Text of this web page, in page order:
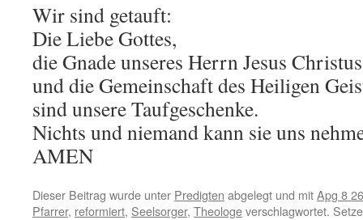
Wir sind getauft:
Die Liebe Gottes,
die Gnade unseres Herrn Jesus Christus
und die Gemeinschaft des Heiligen
sind unsere Taufgeschenke.
Nichts und niemand kann sie uns
AMEN
Dieser Beitrag wurde unter Predigten abgelegt und mitApg 8
Pfarrer, reformiert, Seelsorger, Theologeverschlagwortet.